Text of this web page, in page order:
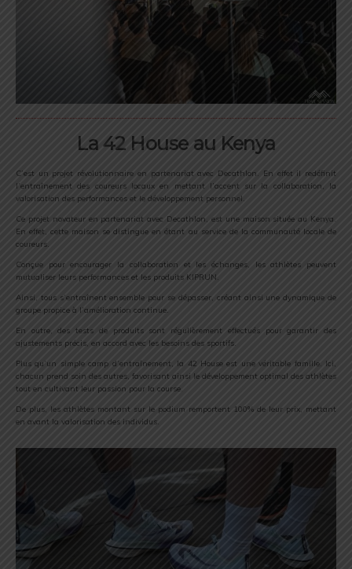
La 42 House au Kenya
C’est un projet révolutionnaire en partenariat avec Decathlon. En effet il redéfinit
l’entraînement des coureurs locaux en mettant l’accent sur la collaboration, la
valorisation des performances et le développement personnel.
Ce projet novateur en partenariat avec Decathlon, est une maison située au Kenya.
En effet, cette maison se distingue en étant au service de la communauté locale de
coureurs.
Conçue pour encourager la collaboration et les échanges, les athlètes peuvent
mutualiser leurs performances et les produits KIPRUN.
Ainsi, tous s’entraînent ensemble pour se dépasser, créant ainsi une dynamique de
groupe propice à l’amélioration continue.
En outre, des tests de produits sont régulièrement effectués pour garantir des
ajustements précis, en accord avec les besoins des sportifs.
Plus qu’un simple camp d’entraînement, la 42 House est une véritable famille. Ici,
chacun prend soin des autres, favorisant ainsi le développement optimal des athlètes
tout en cultivant leur passion pour la course.
De plus, les athlètes montant sur le podium remportent 100% de leur prix, mettant
en avant la valorisation des individus.